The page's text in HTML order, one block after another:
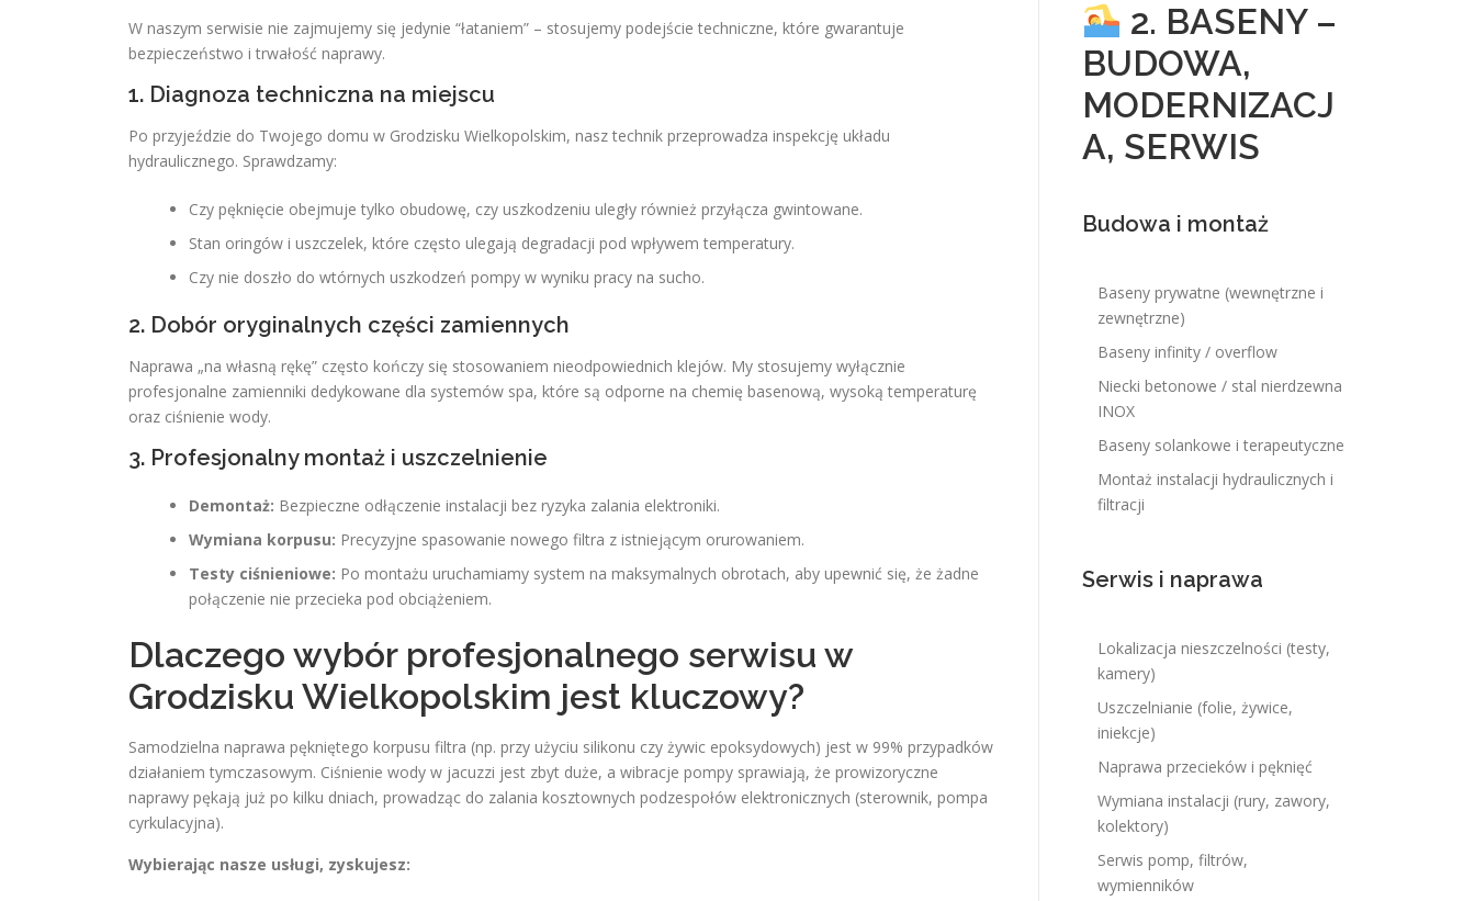
W naszym serwisie nie zajmujemy się jedynie “łataniem” – stosujemy podejście techniczne, które gwarantuje
bezpieczeństwo i trwałość naprawy.
1. Diagnoza techniczna na miejscu
Po przyjeździe do Twojego domu w Grodzisku Wielkopolskim, nasz technik przeprowadza inspekcję układu
hydraulicznego. Sprawdzamy:
Czy pęknięcie obejmuje tylko obudowę, czy uszkodzeniu uległy również przyłącza gwintowane.
Stan oringów i uszczelek, które często ulegają degradacji pod wpływem temperatury.
Czy nie doszło do wtórnych uszkodzeń pompy w wyniku pracy na sucho.
2. Dobór oryginalnych części zamiennych
Naprawa „na własną rękę” często kończy się stosowaniem nieodpowiednich klejów. My stosujemy wyłącznie
profesjonalne zamienniki dedykowane dla systemów spa, które są odporne na chemię basenową, wysoką temperaturę
oraz ciśnienie wody.
3. Profesjonalny montaż i uszczelnienie
Demontaż: Bezpieczne odłączenie instalacji bez ryzyka zalania elektroniki.
Wymiana korpusu: Precyzyjne spasowanie nowego filtra z istniejącym orurowaniem.
Testy ciśnieniowe: Po montażu uruchamiamy system na maksymalnych obrotach, aby upewnić się, że żadne
połączenie nie przecieka pod obciążeniem.
Dlaczego wybór profesjonalnego serwisu w
Grodzisku Wielkopolskim jest kluczowy?
Samodzielna naprawa pękniętego korpusu filtra (np. przy użyciu silikonu czy żywic epoksydowych) jest w 99% przypadków
działaniem tymczasowym. Ciśnienie wody w jacuzzi jest zbyt duże, a wibracje pompy sprawiają, że prowizoryczne
naprawy pękają już po kilku dniach, prowadząc do zalania kosztownych podzespołów elektronicznych (sterownik, pompa
cyrkulacyjna).
Wybierając nasze usługi, zyskujesz:
2. BASENY –
BUDOWA,
MODERNIZACJ
A, SERWIS
Budowa i montaż
Baseny prywatne (wewnętrzne i
zewnętrzne)
Baseny infinity / overflow
Niecki betonowe / stal nierdzewna
INOX
Baseny solankowe i terapeutyczne
Montaż instalacji hydraulicznych i
filtracji
Serwis i naprawa
Lokalizacja nieszczelności (testy,
kamery)
Uszczelnianie (folie, żywice,
iniekcje)
Naprawa przecieków i pęknięć
Wymiana instalacji (rury, zawory,
kolektory)
Serwis pomp, filtrów,
wymienników